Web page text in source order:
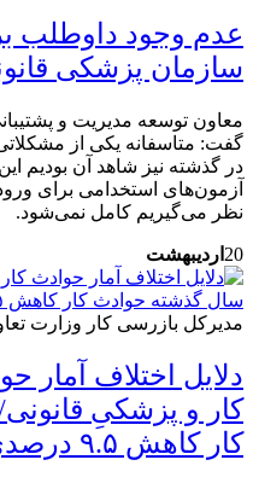
عدم وجود داوطلب
سازمان پزشکی
معاون توسعه مدیریت و
گفت: متاسفانه یکی از
در گذشته نیز شاهد آن بودیم
آزمون‌های استخدامی برای
نظر می‌گیریم کامل نمی‌شود.
20 اردیبهشت
مدیرکل بازرسی کار وزارت
دلایل اختلاف آمار
کار و پزشکیِ
کار کاهش ۹.۵ درصدی داشت